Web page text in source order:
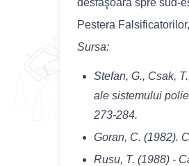
desfăşoară spre sud-
Pestera
Sursa:
Stefan, G., Csak,
ale sistemului
273-284.
Goran, C. (1982).
Rusu, T. (1988) -